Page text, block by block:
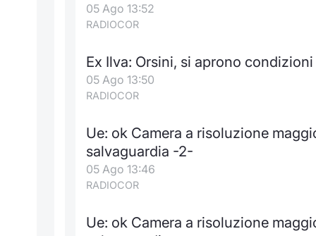
05 Ago 13:52
RADIOCOR
Ex Ilva: Orsini, si aprono
05 Ago 13:50
RADIOCOR
Ue: ok Camera a risoluzione
salvaguardia -2-
05 Ago 13:46
RADIOCOR
Ue: ok Camera a risoluzione